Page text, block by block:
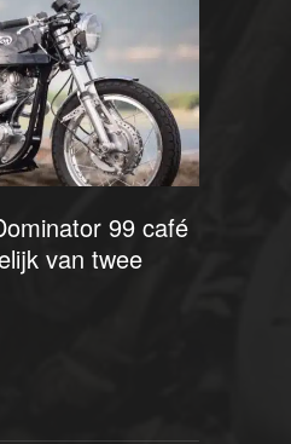
99 café
van twee